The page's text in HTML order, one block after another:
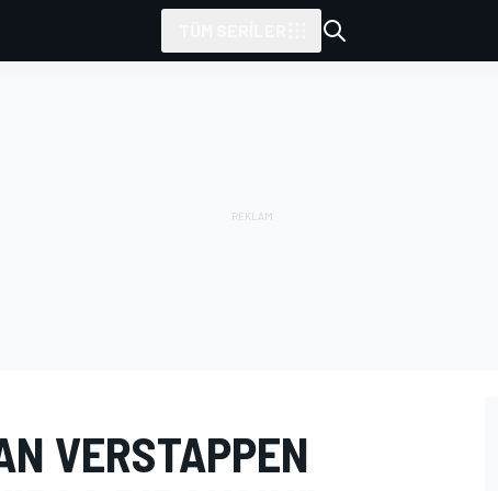
VERSTAPPEN